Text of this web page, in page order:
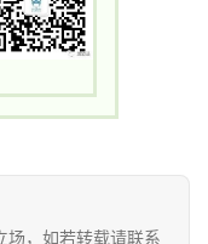
场，如若转载请联系